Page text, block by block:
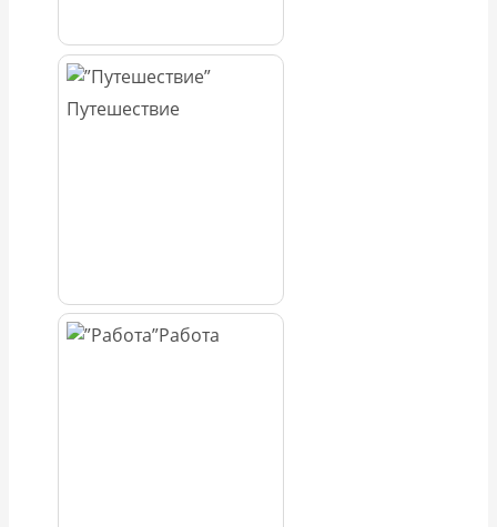
Путешествие
Работа